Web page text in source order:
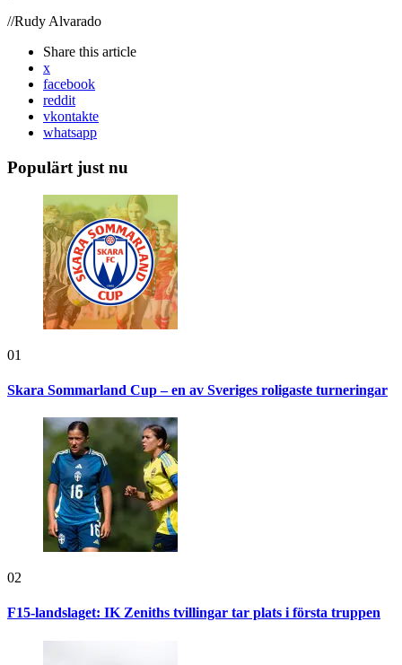
//Rudy Alvarado
Share this article
x
facebook
reddit
vkontakte
whatsapp
Populärt just nu
01
Skara Sommarland Cup – en av Sveriges roligaste turneringar
02
F15-landslaget: IK Zeniths tvillingar tar plats i första truppen